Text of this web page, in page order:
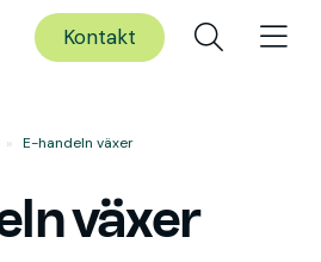
Kontakt
» E-handeln växer
växer